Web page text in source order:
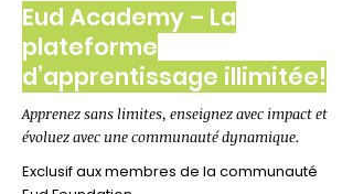
Eud Academy – La
plateforme
d’apprentissage illimitée!
Apprenez sans limites, enseignez avec impact et
évoluez avec une communauté dynamique.
Exclusif aux membres de la communauté